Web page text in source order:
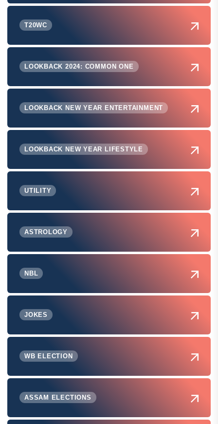
T20WC
LOOKBACK 2024: COMMON ONE
LOOKBACK NEW YEAR ENTERTAINMENT
LOOKBACK NEW YEAR LIFESTYLE
UTILITY
ASTROLOGY
NBL
JOKES
WB ELECTION
ASSAM ELECTIONS